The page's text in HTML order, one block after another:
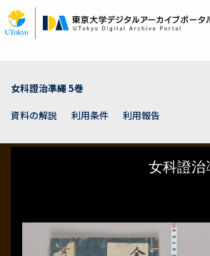
イ
ン
女科證治凖繩 5巻
資料の解説
利用条件 利用報告